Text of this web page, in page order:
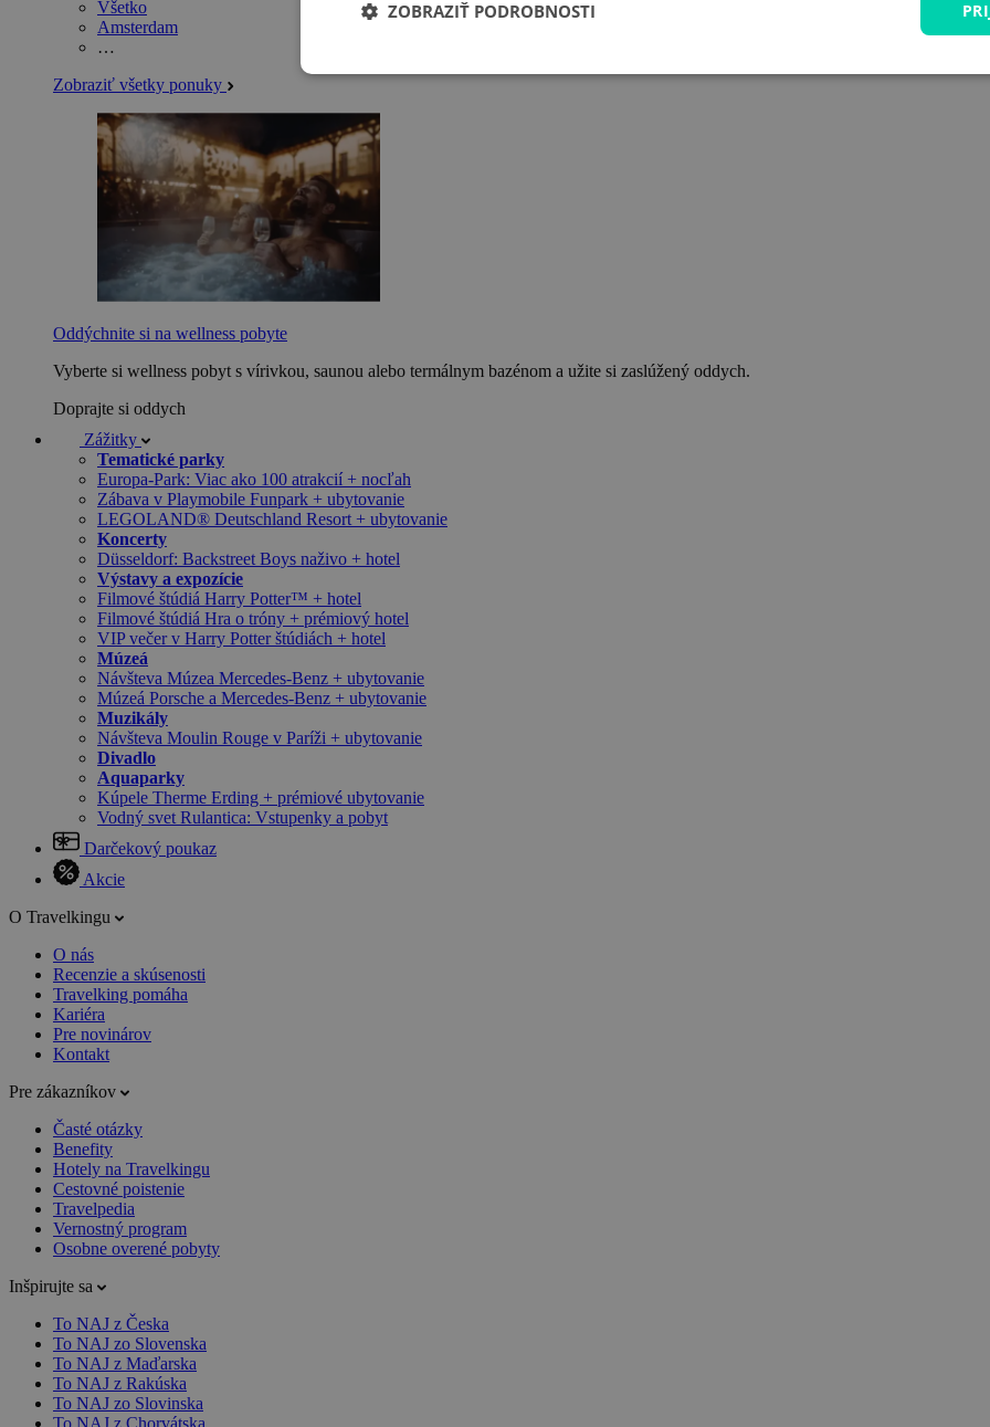
Všetko
Amsterdam
…
Zobraziť všetky ponuky
Oddýchnite si na wellness pobyte
Vyberte si wellness pobyt s vírivkou, saunou alebo termálnym bazénom a užite si zaslúžený oddych.
Doprajte si oddych
Zážitky
Tematické parky
Europa-Park: Viac ako 100 atrakcií + nocľah
Zábava v Playmobile Funpark + ubytovanie
LEGOLAND® Deutschland Resort + ubytovanie
Koncerty
Düsseldorf: Backstreet Boys naživo + hotel
Výstavy a expozície
Filmové štúdiá Harry Potter™ + hotel
Filmové štúdiá Hra o tróny + prémiový hotel
VIP večer v Harry Potter štúdiách + hotel
Múzeá
Návšteva Múzea Mercedes-Benz + ubytovanie
Múzeá Porsche a Mercedes-Benz + ubytovanie
Muzikály
Návšteva Moulin Rouge v Paríži + ubytovanie
Divadlo
Aquaparky
Kúpele Therme Erding + prémiové ubytovanie
Vodný svet Rulantica: Vstupenky a pobyt
Darčekový poukaz
Akcie
O Travelkingu
O nás
Recenzie a skúsenosti
Travelking pomáha
Kariéra
Pre novinárov
Kontakt
Pre zákazníkov
Časté otázky
Benefity
Hotely na Travelkingu
Cestovné poistenie
Travelpedia
Vernostný program
Osobne overené pobyty
Inšpirujte sa
To NAJ z Česka
To NAJ zo Slovenska
To NAJ z Maďarska
To NAJ z Rakúska
To NAJ zo Slovinska
To NAJ z Chorvátska
ZOBRAZIŤ PODROBNOSTI